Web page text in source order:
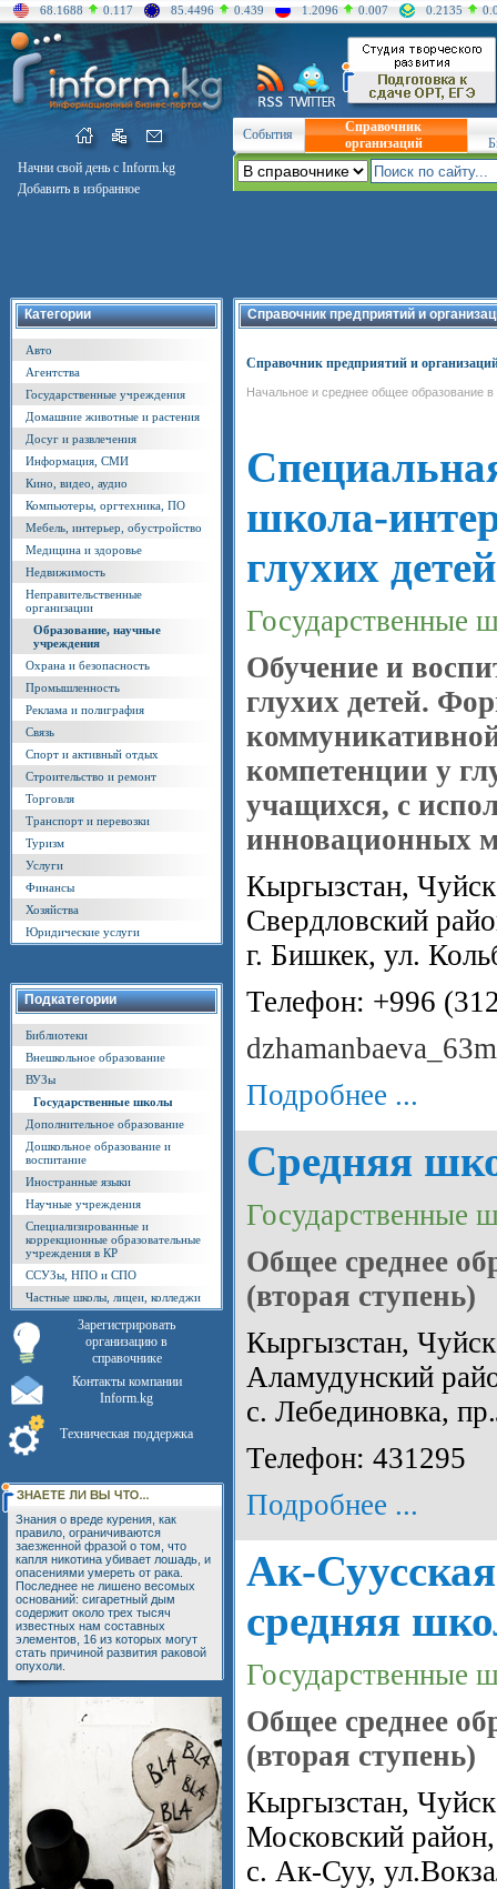
68.1688 0.117 85.4496 0.439 1.2096 0.007 0.2135
Начни свой день с Inform.kg
Добавить в избранное
События
Справочник
организаций
Категории
Авто
Агентства
Государственные учреждения
Домашние животные и растения
Досуг и развлечения
Информация, СМИ
Кино, видео, аудио
Компьютеры, оргтехника, ПО
Мебель, интерьер, обустройство
Медицина и здоровье
Недвижимость
Неправительственные
организации
Образование, научные
учреждения
Охрана и безопасность
Промышленность
Реклама и полиграфия
Связь
Спорт и активный отдых
Строительство и ремонт
Торговля
Транспорт и перевозки
Туризм
Услуги
Финансы
Хозяйства
Юридические услуги
Подкатегории
Библиотеки
Внешкольное образование
ВУЗы
Государственные школы
Дополнительное образование
Дошкольное образование и
воспитание
Иностранные языки
Научные учреждения
Специализированные и
коррекционные образовательные
учреждения в КР
ССУЗы, НПО и СПО
Частные школы, лицеи, колледжи
Зарегистрировать
организацию в
справочнике
Контакты компании
Inform.kg
Техническая поддержка
Знания о вреде курения, как
правило, ограничиваются
заезженной фразой о том, что
капля никотина убивает лошадь, и
опасениями умереть от рака.
Последнее не лишено весомых
оснований: сигаретный дым
содержит около трех тысяч
известных нам составных
элементов, 16 из которых могут
стать причиной развития раковой
опухоли.
Справочник предприятий и
Справочник предприятий и
Начальное и среднее общее образование в
школа-
глухих детей
Государственные
Обучение и
глухих детей.
компетенции у
учащихся, с
инновационных
Кыргызстан,
Свердловский
г. Бишкек, ул.
Телефон: +996
Подробнее ...
Cредняя
Государственные
Общее среднее
(вторая ступень)
Кыргызстан,
Аламудунский
с. Лебединовка,
Телефон: 431295
Подробнее ...
Ак-Суусская
средняя
Государственные
Общее среднее
(вторая ступень)
Кыргызстан,
Московский район,
с. Ак-Суу,